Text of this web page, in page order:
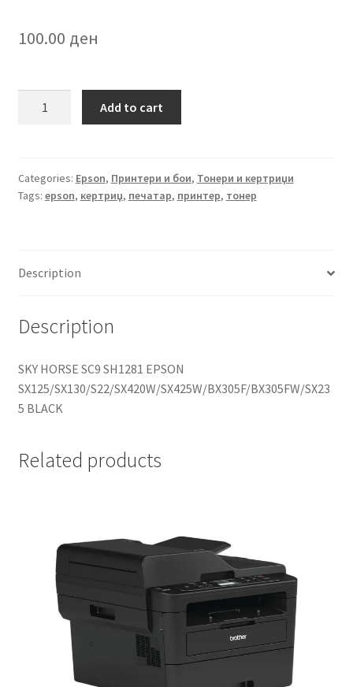
100.00 ден
Epson
quantity
Add to cart
Categories: Epson, Принтери и бои, Тонери и кертриџи
Tags: epson, кертриџ, печатар, принтер, тонер
Description
Description
SKY HORSE SC9 SH1281 EPSON
SX125/SX130/S22/SX420W/SX425W/BX305F/BX305FW/SX23
5 BLACK
Related products